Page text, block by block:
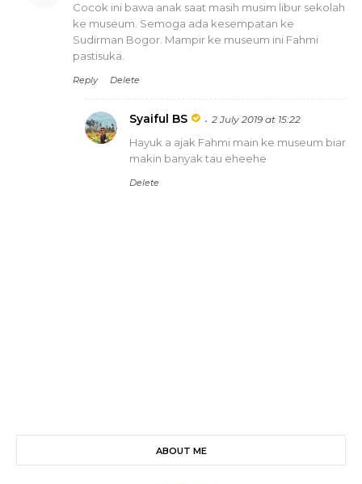
Cocok ini bawa anak saat masih musim libur sekolah
ke museum. Semoga ada kesempatan ke
Sudirman Bogor. Mampir ke museum ini Fahmi
pastisuka.
Reply Delete
Syaiful BS 2 July 2019 at 15:22
Hayuk a ajak Fahmi main ke museum biar
makin banyak tau eheehe
Delete
ABOUT ME